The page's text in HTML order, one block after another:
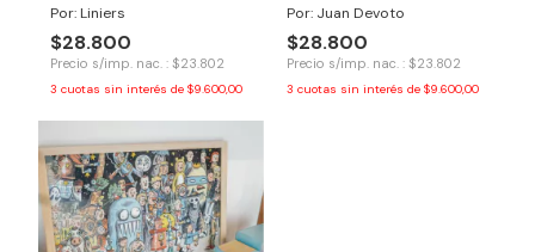
Por: Liniers
$28.800
Precio s/imp. nac. : $23.802
3 cuotas sin interés de $9.600,00
Por: Juan Devoto
$28.800
Precio s/imp. nac. : $23.802
3 cuotas sin interés de $9.600,00